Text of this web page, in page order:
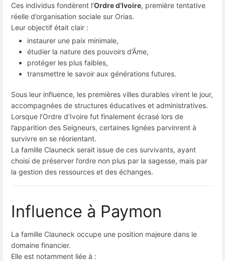
Ces individus fondèrent l’Ordre d’Ivoire, première tentative
réelle d’organisation sociale sur Orias.
Leur objectif était clair :
instaurer une paix minimale,
étudier la nature des pouvoirs d’Âme,
protéger les plus faibles,
transmettre le savoir aux générations futures.
Sous leur influence, les premières villes durables virent le jour,
accompagnées de structures éducatives et administratives.
Lorsque l’Ordre d’Ivoire fut finalement écrasé lors de
l’apparition des Seigneurs, certaines lignées parvinrent à
survivre en se réorientant.
La famille Clauneck serait issue de ces survivants, ayant
choisi de préserver l’ordre non plus par la sagesse, mais par
la gestion des ressources et des échanges.
Influence à Paymon
La famille Clauneck occupe une position majeure dans le
domaine financier.
Elle est notamment liée à :